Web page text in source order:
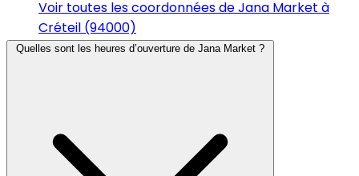
Voir toutes les coordonnées de Jana Market à
Créteil (94000)
Quelles sont les heures d’ouverture de Jana Market ?